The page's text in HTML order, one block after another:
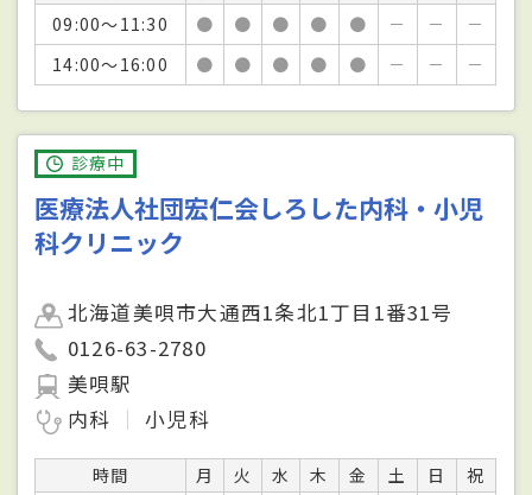
09:00～11:30
● ● ● ● ● － －
－
14:00～16:00
● ● ● ● ● － － －
診療中
医療法人社団宏仁会しろした内科・小児
科クリニック
北海道美唄市大通西1条北1丁目1番31号
0126-63-2780
美唄駅
内科
小児科
時間 月 火 水 木 金 土 日
祝